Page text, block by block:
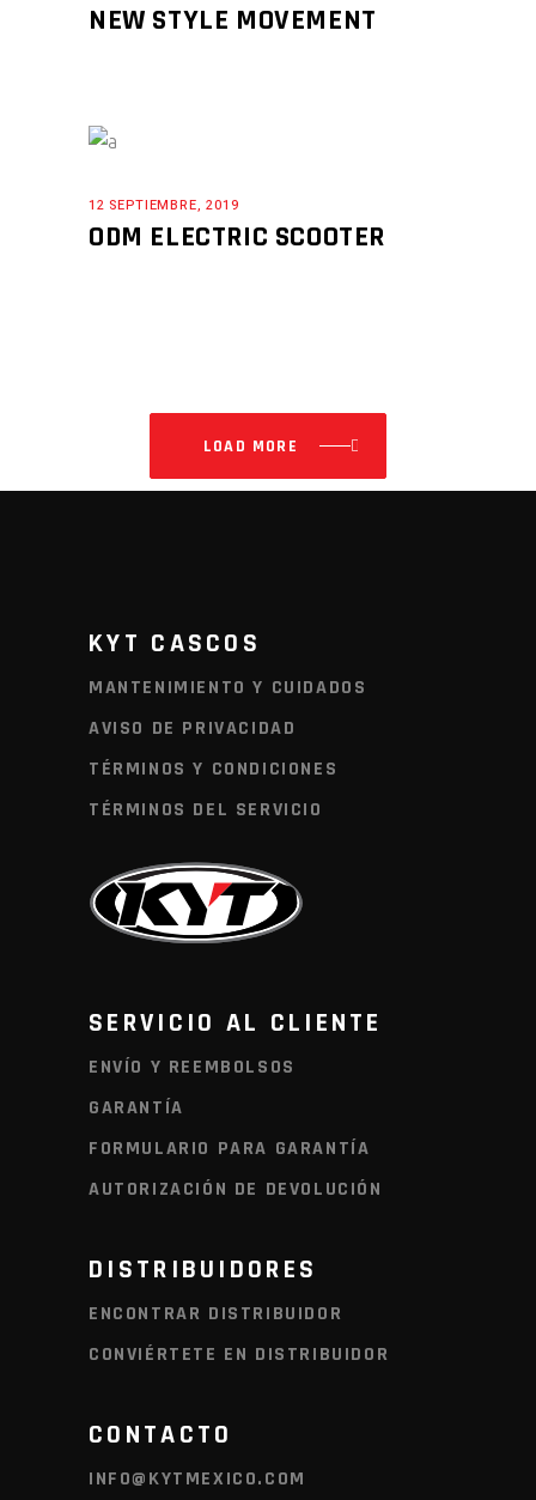
NEW STYLE MOVEMENT
12 SEPTIEMBRE, 2019
ODM ELECTRIC SCOOTER
LOAD MORE
KYT CASCOS
MANTENIMIENTO Y CUIDADOS
AVISO DE PRIVACIDAD
TÉRMINOS Y CONDICIONES
TÉRMINOS DEL SERVICIO
SERVICIO AL CLIENTE
ENVÍO Y REEMBOLSOS
GARANTÍA
FORMULARIO PARA GARANTÍA
AUTORIZACIÓN DE DEVOLUCIÓN
DISTRIBUIDORES
ENCONTRAR DISTRIBUIDOR
CONVIÉRTETE EN DISTRIBUIDOR
CONTACTO
INFO@KYTMEXICO.COM